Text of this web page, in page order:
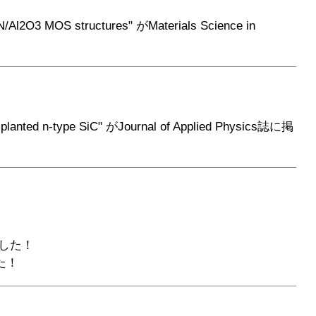
Al2O3 MOS structures" がMaterials Science in
n-type SiC" がJournal of Applied Physics誌に掲
た！